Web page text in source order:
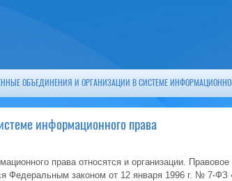
ОБЪЕДИНЕНИЯ И ОРГАНИЗАЦИИ В СИСТЕМЕ
информационного права
права относятся и организации.
Федеральным законом от 12 января 1996 г. № 7-ФЗ